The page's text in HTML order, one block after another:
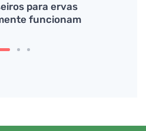
para ervas
funcionam